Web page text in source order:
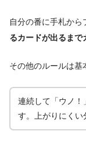
自分の番に手札か
るカードが出るま
その他のルールは基
連続して「ウノ！
す。上がりにくい